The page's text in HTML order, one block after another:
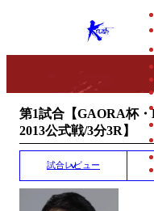
KRUSH
第1試合【GAORA杯
2013公式戦/3分3R】
試合レビュー